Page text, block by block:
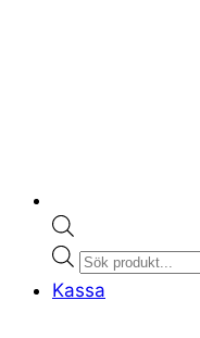
Products
search
Kassa